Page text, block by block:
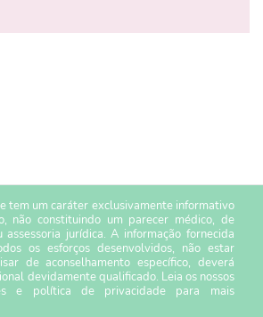
tem um caráter exclusivamente informativo
não constituindo um parecer médico, de
assessoria jurídica. A informação fornecida
os esforços desenvolvidos, não estar
de aconselhamento específico, deverá
devidamente qualificado. Leia os nossos
e política de privacidade para mais